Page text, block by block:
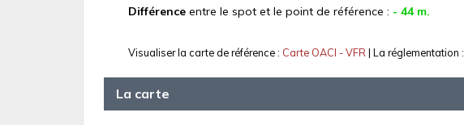
Différence entre le spot et le point de référence : - 44 m.
Visualiser la carte de référence : Carte OACI - VFR| La réglementation :
La carte